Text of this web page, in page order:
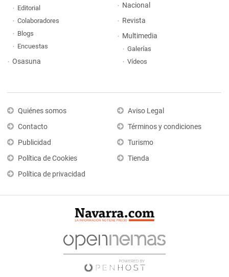
Editorial
Colaboradores
Blogs
Encuestas
Osasuna
Nacional
Revista
Multimedia
Galerías
Vídeos
Quiénes somos
Contacto
Publicidad
Política de Cookies
Política de privacidad
Aviso Legal
Términos y condiciones
Turismo
Tienda